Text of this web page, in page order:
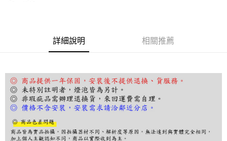
【「AFTEE先享後付」結帳流程】
１．於結帳方式選擇「AFTEE先享後付」後，將跳轉至「AFTEE先享後付」
結帳頁面，進行簡訊認證並確認金額後，即可完成結帳。
２．訂單成立數日內，您將收到繳費通知簡訊。
３．收到繳費通知簡訊後14天內，點擊此簡訊中的連結，可透過四大超商／
ATM／網路銀行／等多元方式進行付款，方視為交易完成。
※ 請注意：結帳手續完成當下不需立刻繳費，但若您需要取消訂單，請聯絡
每筆NT$180，滿NT$5,000(含以上)免運費
詳細說明 相關推薦